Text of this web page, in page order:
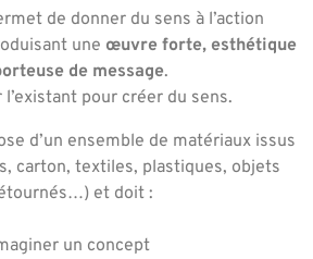
de donner du sens à l’action
une œuvre forte, esthétique
de message.
l’existant pour créer du sens.
d’un ensemble de matériaux issus
carton, textiles, plastiques, objets
et doit :
un concept